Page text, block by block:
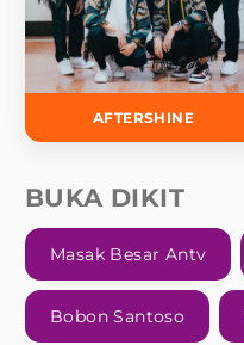
AFTERSHINE
BUKA DIKIT
Masak Besar Antv
Bobon Santoso